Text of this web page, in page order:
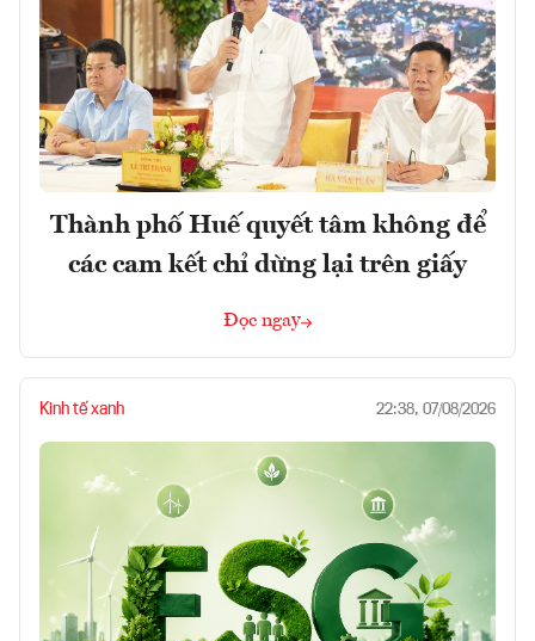
Thành phố Huế quyết tâm không để
các cam kết chỉ dừng lại trên giấy
Đọc ngay
Kinh tế xanh 22:38, 07/08/2026